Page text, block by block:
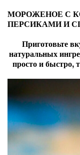
МОРОЖЕНОЕ С
ПЕРСИКАМИ И
Приготовьте
натуральных
просто и быстро,